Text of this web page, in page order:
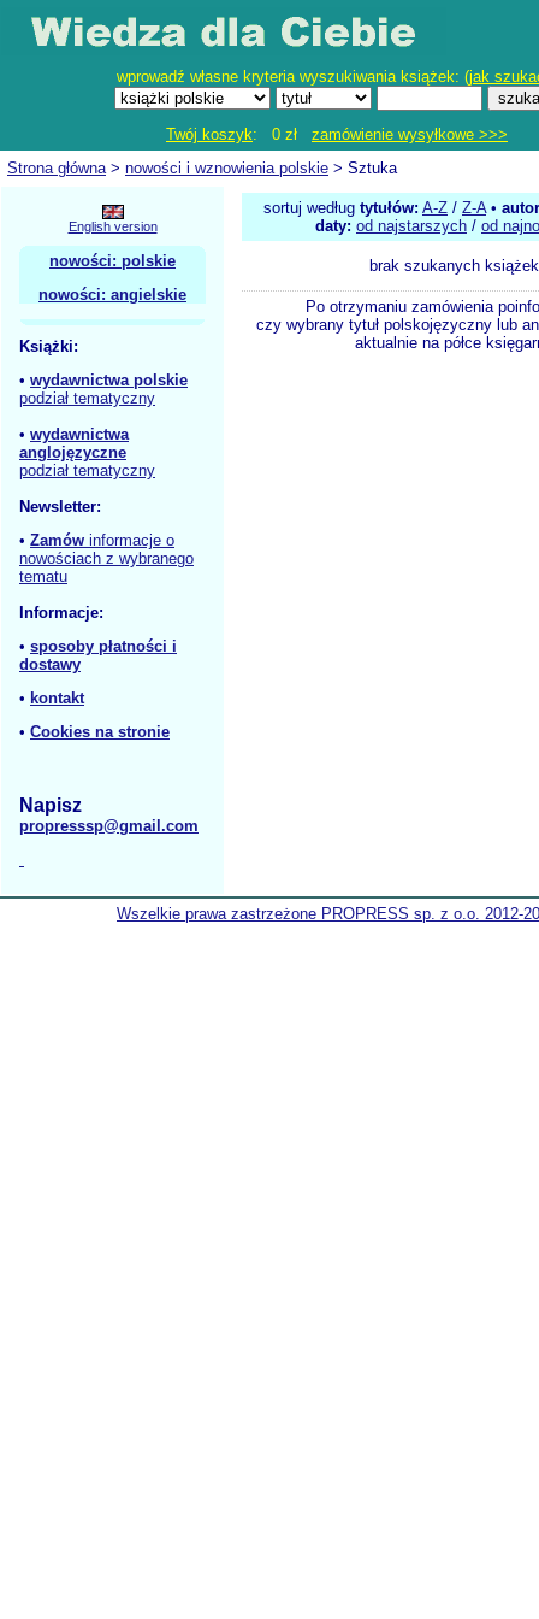
wprowadź własne kryteria wyszukiwania książek: (jak
Twój koszyk: 0 zł zamówienie wysyłkowe >>>
Strona główna> nowości i wznowienia polskie > Sztuka
English version
nowości: polskie
nowości: angielskie
Książki:
• wydawnictwa polskie
podział tematyczny
• wydawnictwa
anglojęzyczne
podział tematyczny
Newsletter:
• Zamów informacje o
nowościach z wybranego
tematu
Informacje:
• sposoby płatności i
dostawy
• kontakt
• Cookies na stronie
Napisz
propresssp@gmail.com
sortuj według tytułów: A-Z / Z-A•
daty: od najstarszych / od
brak szukanych książek
Po otrzymaniu zamówienia
czy wybrany tytuł polskojęzyczny lub
aktualnie na półce
Wszelkie prawa zastrzeżone PROPRESS sp. z o.o. 2012-